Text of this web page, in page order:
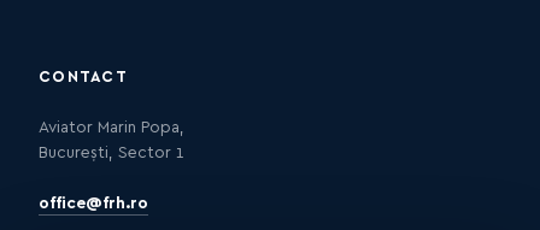
CONTACT
Aviator Marin Popa,
București, Sector 1
office@frh.ro